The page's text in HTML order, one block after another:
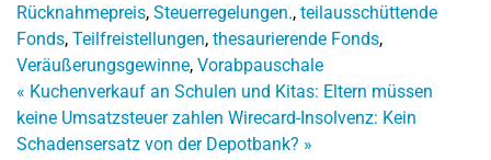
Rücknahmepreis, Steuerregelungen., teilausschüttende
Fonds, Teilfreistellungen, thesaurierende Fonds,
Veräußerungsgewinne, Vorabpauschale
« Kuchenverkauf an Schulen und Kitas: Eltern müssen
keine Umsatzsteuer zahlen Wirecard-Insolvenz: Kein
Schadensersatz von der Depotbank? »